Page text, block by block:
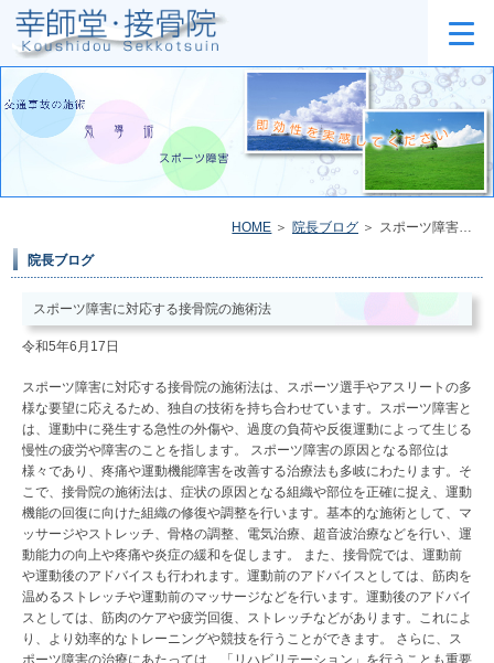
HOME 院長ブログ スポーツ障害に対応する接骨院の施術法
院長ブログ
スポーツ障害に対応する接骨院の施術法
令和5年6月17日
スポーツ障害に対応する接骨院の施術法は、スポーツ選手やアスリートの多
様な要望に応えるため、独自の技術を持ち合わせています。スポーツ障害と
は、運動中に発生する急性の外傷や、過度の負荷や反復運動によって生じる
慢性の疲労や障害のことを指します。 スポーツ障害の原因となる部位は
様々であり、疼痛や運動機能障害を改善する治療法も多岐にわたります。そ
こで、接骨院の施術法は、症状の原因となる組織や部位を正確に捉え、運動
機能の回復に向けた組織の修復や調整を行います。基本的な施術として、マ
ッサージやストレッチ、骨格の調整、電気治療、超音波治療などを行い、運
動能力の向上や疼痛や炎症の緩和を促します。 また、接骨院では、運動前
や運動後のアドバイスも行われます。運動前のアドバイスとしては、筋肉を
温めるストレッチや運動前のマッサージなどを行います。運動後のアドバイ
スとしては、筋肉のケアや疲労回復、ストレッチなどがあります。これによ
り、より効率的なトレーニングや競技を行うことができます。 さらに、ス
ポーツ障害の治療にあたっては、「リハビリテーション」を行うことも重要